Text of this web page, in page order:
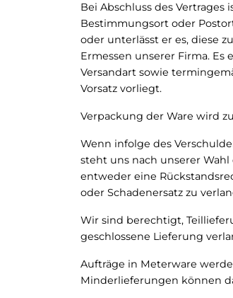
Bei Abschluss des Vertrages
Bestimmungsort oder
oder unterlässt er es, diese
Ermessen unserer Firma.
Versandart sowie
Vorsatz vorliegt.
Verpackung der Ware wird
Wenn infolge des
steht uns nach unserer Wahl
entweder eine
oder Schadenersatz zu
Wir sind berechtigt,
geschlossene Lieferung
Aufträge in Meterware
Minderlieferungen können